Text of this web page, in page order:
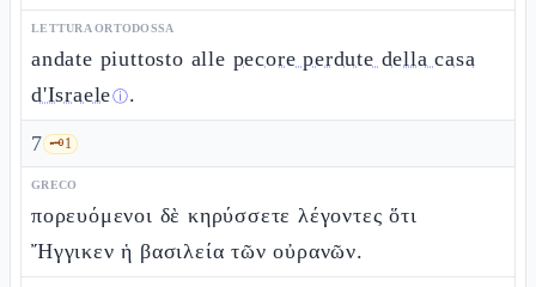
LETTURA ORTODOSSA
andate piuttosto alle pecore perdute della casa
d'Israeleⓘ.
7 🗝️1
GRECO
πορευόμενοι δὲ κηρύσσετε λέγοντες ὅτι
Ἤγγικεν ἡ βασιλεία τῶν οὐρανῶν.